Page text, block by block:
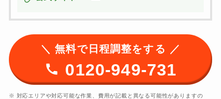
＼ 無料で日程調整をする ／
0120-949-731
※ 対応エリアや対応可能な作業、費用が記載と異なる可能性がありますの